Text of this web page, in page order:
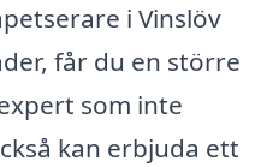
i Vinslöv
får du en större
som inte
kan erbjuda ett